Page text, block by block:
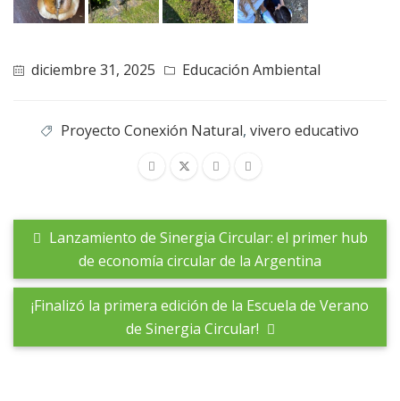
diciembre 31, 2025 Educación Ambiental
Proyecto Conexión Natural, vivero educativo
Lanzamiento de Sinergia Circular: el primer hub
de economía circular de la Argentina
¡Finalizó la primera edición de la Escuela de Verano
de Sinergia Circular!